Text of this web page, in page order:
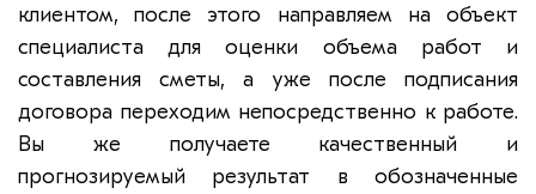
клиентом, после этого направляем на объект
специалиста для оценки объема работ и
составления сметы, а уже после подписания
договора переходим непосредственно к работе.
Вы же получаете качественный и
прогнозируемый результат в обозначенные